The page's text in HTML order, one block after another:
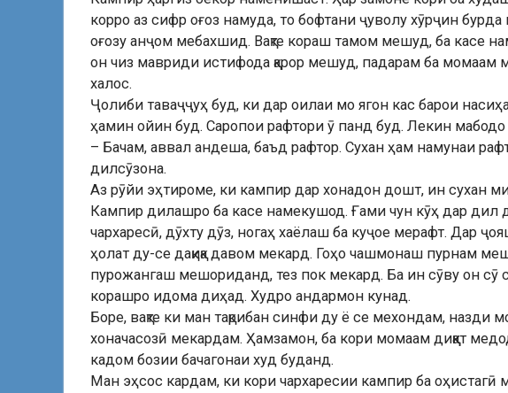
корро аз сифр оғоз намуда, то бофтани ҷуволу хӯрҷин
оғозу анҷом мебахшид. Вақте кораш тамом мешуд, ба касе
он чиз мавриди истифода қарор мешуд, падарам ба момаам
халос.
Ҷолиби таваҷҷуҳ буд, ки дар оилаи мо ягон кас барои
ҳамин ойин буд. Саропои рафтори ӯ панд буд. Лекин
– Бачам, аввал андеша, баъд рафтор. Сухан ҳам намунаи
дилсӯзона.
Аз рӯйи эҳтироме, ки кампир дар хонадон дошт, ин сухан
Кампир дилашро ба касе намекушод. Ғами чун кӯҳ дар дил
чархаресӣ, дӯхту дӯз, ногаҳ хаёлаш ба куҷое мерафт. Дар
ҳолат ду-се дақиқа давом мекард. Гоҳо чашмонаш пурнам
пурожангаш мешориданд, тез пок мекард. Ба ин сӯву он
корашро идома диҳад. Худро андармон кунад.
Боре, вақте ки ман тақрибан синфи ду ё се мехондам,
хоначасозӣ мекардам. Ҳамзамон, ба кори момаам диққат
кадом бозии бачагонаи худ буданд.
Ман эҳсос кардам, ки кори чархаресии кампир ба оҳистагӣ